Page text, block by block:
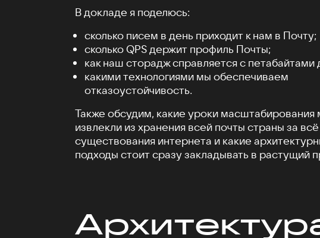
В докладе я поделюсь:
сколько писем в день приходит к нам в Почту;
сколько QPS держит профиль Почты;
как наш сторадж справляется с петабайтами
какими технологиями мы обеспечиваем
отказоустойчивость.
Также обсудим, какие уроки масштабирования
извлекли из хранения всей почты страны за
существования интернета и какие
подходы стоит сразу закладывать в растущий